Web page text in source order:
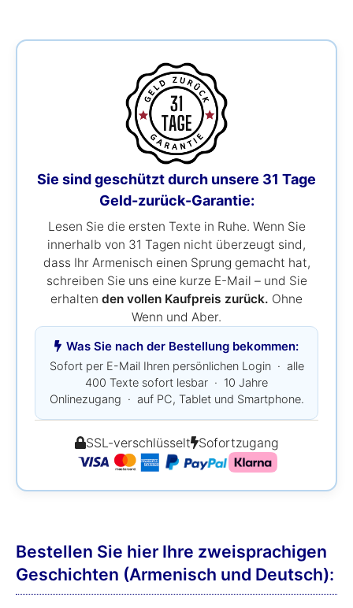
Sie sind geschützt durch unsere 31 Tage
Geld-zurück-Garantie:
Lesen Sie die ersten Texte in Ruhe. Wenn Sie
innerhalb von 31 Tagen nicht überzeugt sind,
dass Ihr Armenisch einen Sprung gemacht hat,
schreiben Sie uns eine kurze E-Mail – und Sie
erhalten den vollen Kaufpreis zurück. Ohne
Wenn und Aber.
Was Sie nach der Bestellung bekommen:
Sofort per E-Mail Ihren persönlichen Login · alle
400 Texte sofort lesbar · 10 Jahre
Onlinezugang · auf PC, Tablet und Smartphone.
SSL-verschlüsselt Sofortzugang
Bestellen Sie hier Ihre zweisprachigen
Geschichten (Armenisch und Deutsch):